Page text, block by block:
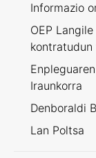
Informazio
OEP
kontratudun
Iraunkorra
Denboraldi
Lan Poltsa